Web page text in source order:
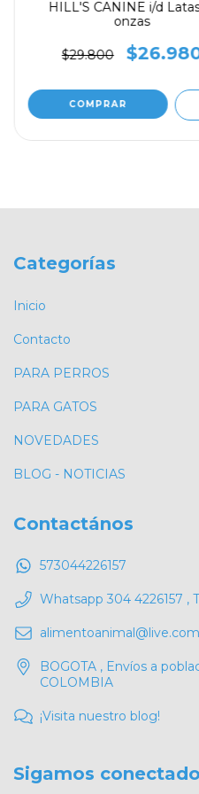
HILL'S CANINE i/d
onzas
$29.800
Categorías
Inicio
Contacto
PARA PERROS
PARA GATOS
NOVEDADES
BLOG - NOTICIAS
Contactános
573044226157
Whatsapp 304 4226157 ,
alimentoanimal@live.com
BOGOTA , Envíos a
COLOMBIA
¡Visita nuestro blog!
Sigamos